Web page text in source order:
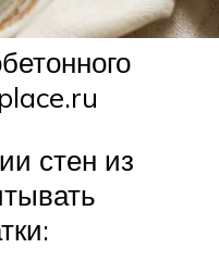
стен из